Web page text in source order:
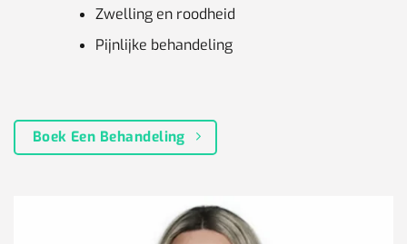
Zwelling en roodheid
Pijnlijke behandeling
Boek Een Behandeling